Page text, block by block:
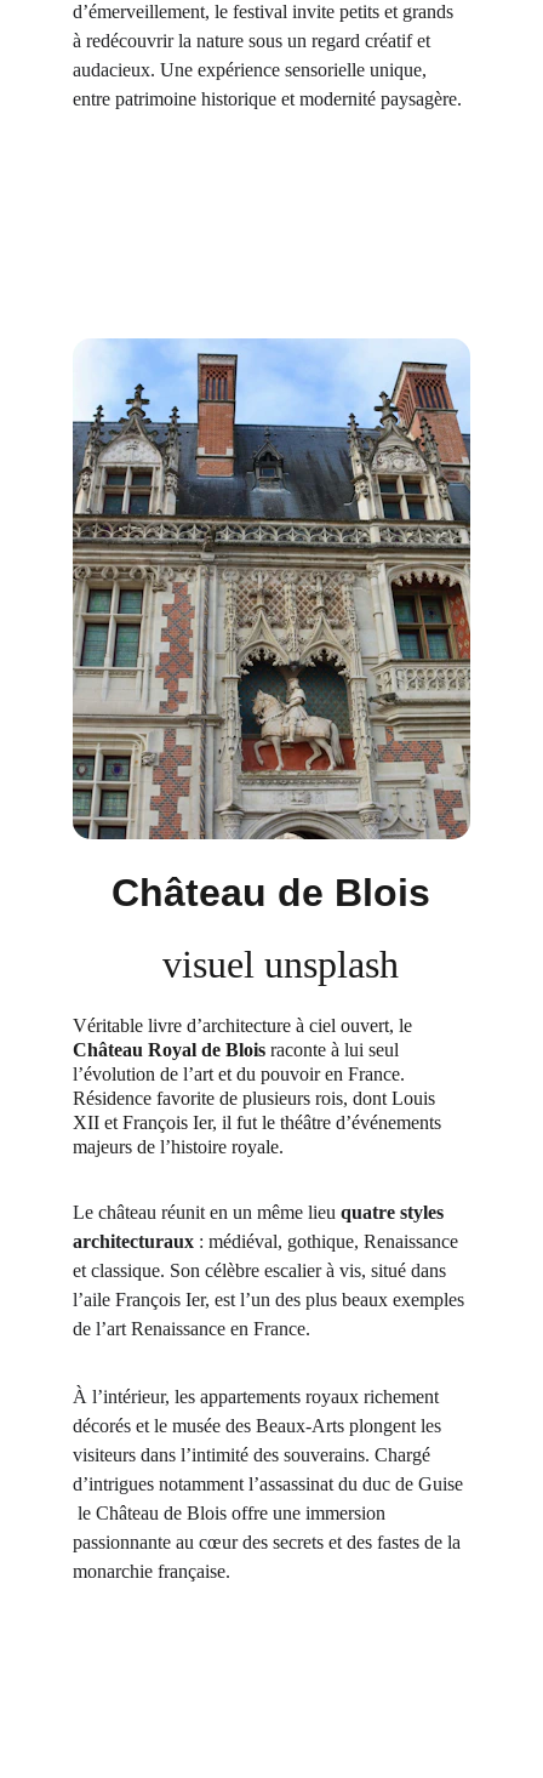
Château de Blois
d’émerveillement, le festival invite petits et grands
à redécouvrir la nature sous un regard créatif et
audacieux. Une expérience sensorielle unique,
entre patrimoine historique et modernité paysagère.
Véritable livre d’architecture à ciel ouvert, le
Château Royal de Blois raconte à lui seul
l’évolution de l’art et du pouvoir en France.
Résidence favorite de plusieurs rois, dont Louis
XII et François Ier, il fut le théâtre d’événements
majeurs de l’histoire royale.
Le château réunit en un même lieu quatre styles
architecturaux : médiéval, gothique, Renaissance
et classique. Son célèbre escalier à vis, situé dans
l’aile François Ier, est l’un des plus beaux exemples
de l’art Renaissance en France.
À l’intérieur, les appartements royaux richement
décorés et le musée des Beaux-Arts plongent les
visiteurs dans l’intimité des souverains. Chargé
d’intrigues notamment l’assassinat du duc de Guise
le Château de Blois offre une immersion
passionnante au cœur des secrets et des fastes de la
monarchie française.
  visuel unsplash